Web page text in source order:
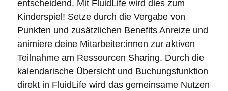
entscheidend. Mit FluidLife wird dies zum
Kinderspiel! Setze durch die Vergabe von
Punkten und zusätzlichen Benefits Anreize und
animiere deine Mitarbeiter:innen zur aktiven
Teilnahme am Ressourcen Sharing. Durch die
kalendarische Übersicht und Buchungsfunktion
direkt in FluidLife wird das gemeinsame Nutzen